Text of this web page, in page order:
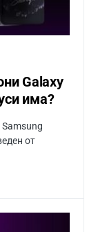
Galaxy
има?
от